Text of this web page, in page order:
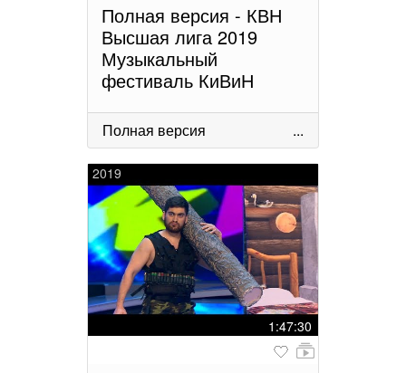
Полная версия - КВН
Высшая лига 2019
Музыкальный
фестиваль КиВиН
Полная версия ...
2019
1:47:30